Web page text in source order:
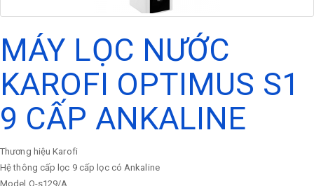
MÁY LỌC NƯỚC
KAROFI OPTIMUS S1
9 CẤP ANKALINE
Thương hiệu Karofi
Hệ thông cấp lọc 9 cấp lọc có Ankaline
Model O-s129/A